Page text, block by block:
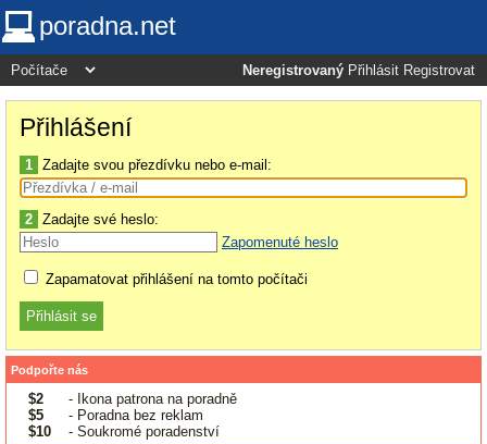
poradna.net
Neregistrovaný Přihlásit Registrovat
Přihlášení
1 Zadajte svou přezdívku nebo e-mail:
2 Zadajte své heslo:
Zapomenuté heslo
Zapamatovat přihlášení na tomto počítači
Podpořte nás
$2
- Ikona patrona na poradně
$5
- Poradna bez reklam
$10
- Soukromé poradenství